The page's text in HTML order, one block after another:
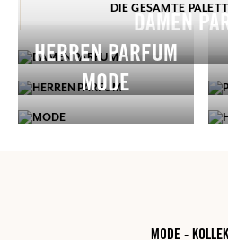
DIE GESAMTE
DAMEN
HERREN PARFUM
MODE
MODE -